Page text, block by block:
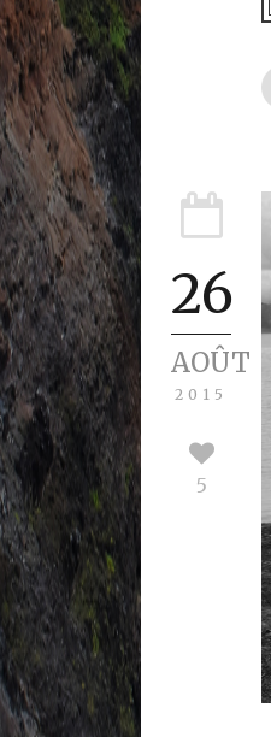
26
AOÛT
2015
5